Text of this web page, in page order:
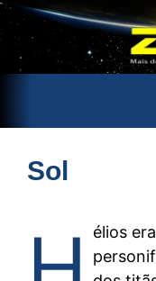
o
conteúdo
Sol
élios